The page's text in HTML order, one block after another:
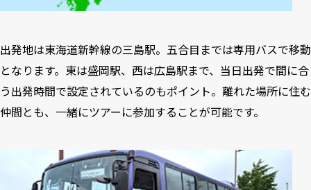
出発地は東海道新幹線の三島駅。五合目までは専用バスで移動
となります。東は盛岡駅、西は広島駅まで、当日出発で間に合
う出発時間で設定されているのもポイント。離れた場所に住む
仲間とも、一緒にツアーに参加することが可能です。